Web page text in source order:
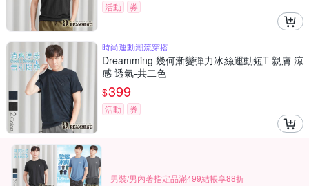
活動 券
時尚運動潮流穿搭
Dreamming 幾何漸變彈力冰絲運動短T 親膚 涼
感 透氣-共二色
$399
活動 券
男裝/男內著指定品滿499結帳享88折